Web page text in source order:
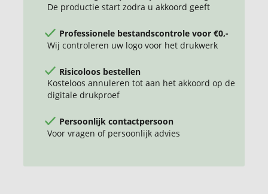
De productie start zodra u akkoord geeft
Professionele bestandscontrole voor €0,-
Wij controleren uw logo voor het drukwerk
Risicoloos bestellen
Kosteloos annuleren tot aan het akkoord op de
digitale drukproef
Persoonlijk contactpersoon
Voor vragen of persoonlijk advies